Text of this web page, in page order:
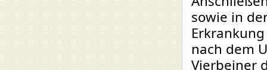
sowie in
nach dem
Vierbeiner